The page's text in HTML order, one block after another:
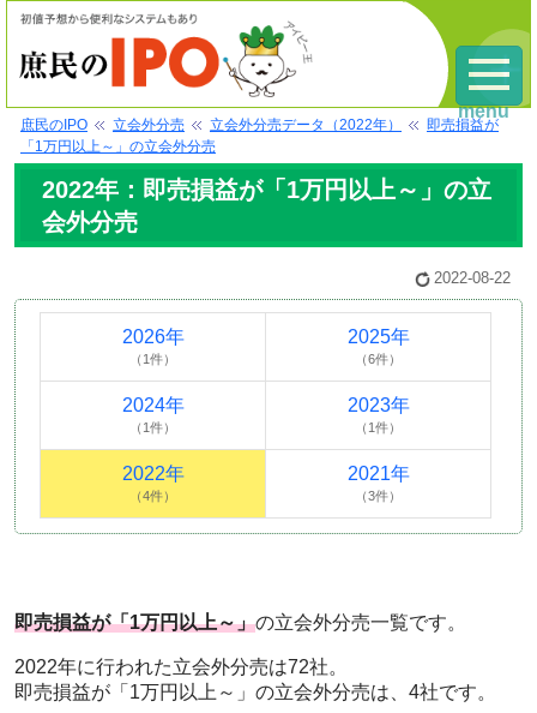
庶民のIPO 立会外分売 立会外分売データ（2022年）
即売損益が
「1万円以上～」の立会外分売
2022年：即売損益が「1万円以上～」の立
会外分売
2022-08-22
2026年
（1件）
2025年
（6件）
2024年
（1件）
2023年
（1件）
2022年
（4件）
2021年
（3件）
即売損益が「1万円以上～」の立会外分売一覧です。
2022年に行われた立会外分売は72社。
即売損益が「1万円以上～」の立会外分売は、4社です。
menu